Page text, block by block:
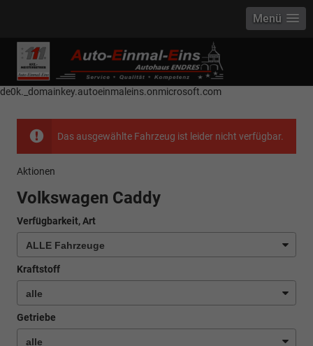
------------ Host Name : selector1._domainkey Points to address or value:
selector1-aee-de0k._domainkey.autoeinmaleins.onmicrosoft.com Host
Name : selector2._domainkey Points to address or value: selector2-aee-
de0k._domainkey.autoeinmaleins.onmicrosoft.com
Menü
Das ausgewählte Fahrzeug ist leider nicht verfügbar.
Aktionen
Volkswagen Caddy
Verfügbarkeit, Art
Kraftstoff
Getriebe